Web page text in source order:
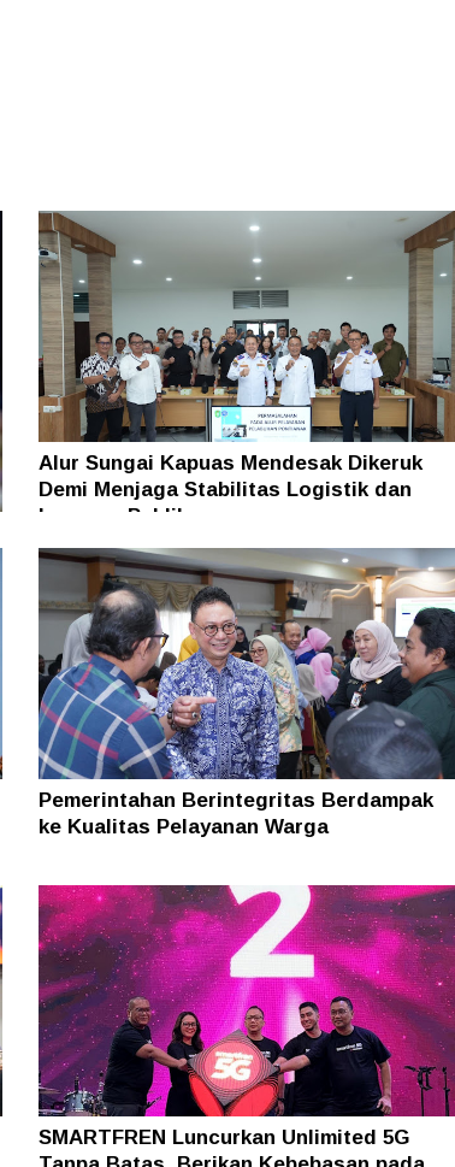
Alur Sungai Kapuas Mendesak Dikeruk
Demi Menjaga Stabilitas Logistik dan
Layanan Publik
Pemerintahan Berintegritas Berdampak
ke Kualitas Pelayanan Warga
SMARTFREN Luncurkan Unlimited 5G